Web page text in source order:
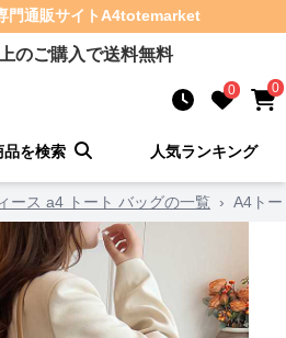
門通販サイト A4totemarket
のご購入で送料無料
0 0
品を検索 人気ランキング
ース a4 トート バッグの一覧 › A4ト